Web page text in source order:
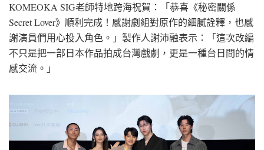
KOMEOKA SIG老師特地跨海祝賀：「恭喜《秘密關係
Secret Lover》順利完成！感謝劇組對原作的細膩詮釋，也感
謝演員們用心投入角色。」製作人謝沛融表示：「這次改編
不只是把一部日本作品拍成台灣戲劇，更是一種台日間的情
感交流。」